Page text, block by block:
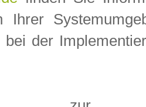
Ihrer
bei der